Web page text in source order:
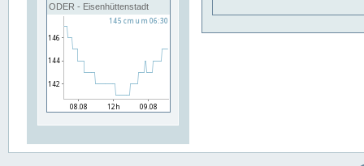
ODER - Eisenhüttenstadt